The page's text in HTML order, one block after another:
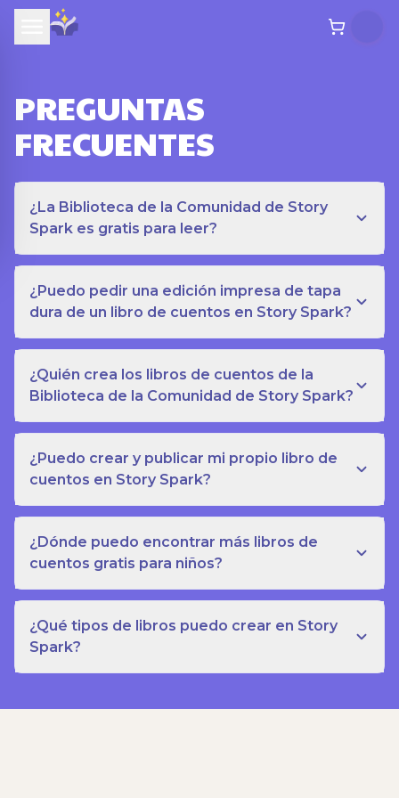
PREGUNTAS
FRECUENTES
¿La Biblioteca de la Comunidad de Story
Spark es gratis para leer?
¿Puedo pedir una edición impresa de tapa
dura de un libro de cuentos en Story Spark?
¿Quién crea los libros de cuentos de la
Biblioteca de la Comunidad de Story Spark?
¿Puedo crear y publicar mi propio libro de
cuentos en Story Spark?
¿Dónde puedo encontrar más libros de
cuentos gratis para niños?
¿Qué tipos de libros puedo crear en Story
Spark?